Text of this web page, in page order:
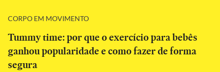
CORPO EM MOVIMENTO
Tummy time: por que o exercício para bebês
ganhou popularidade e como fazer de forma
segura